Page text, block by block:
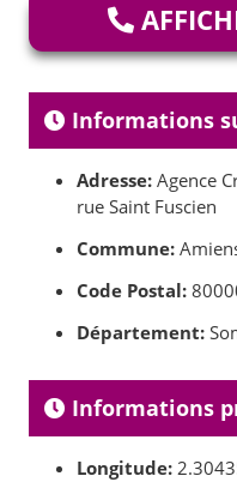
Informations
Adresse: Agence
rue Saint Fuscien
Commune:
Code Postal:
Département:
Informations
Longitude: